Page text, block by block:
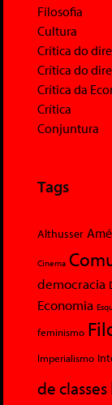
Filosofia
Cultura
Crítica do
Crítica do
Crítica da
Crítica
Conjuntura
Tags
Althusser
Cinema
democracia
Economia
feminismo
Imperialismo
de classes